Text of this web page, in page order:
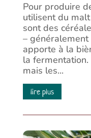
Pour produire
utilisent du
sont des
– généralement
apporte à la
la
mais les...
lire plus